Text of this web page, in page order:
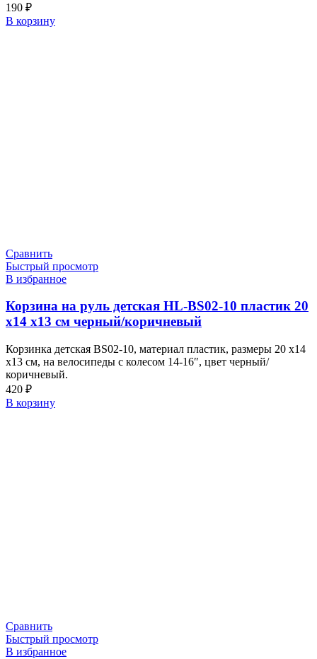
190 ₽
В корзину
Сравнить
Быстрый просмотр
В избранное
Корзина на руль детская HL-BS02-10 пластик 20
х14 х13 см черный/коричневый
Корзинка детская BS02-10, материал пластик, размеры 20 х14
х13 см, на велосипеды с колесом 14-16″, цвет черный/
коричневый.
420 ₽
В корзину
Сравнить
Быстрый просмотр
В избранное